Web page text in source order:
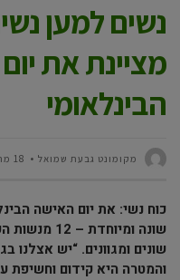
נשים למען
מציינת את
הבינלאומי
מקומונט גבעת שמואל 18 מרץ, 2018
כוח נשי: את יום האישה
שונה
שונים ומגוונים. “יש אצלנו
והמטרה היא קידום וחשיפת